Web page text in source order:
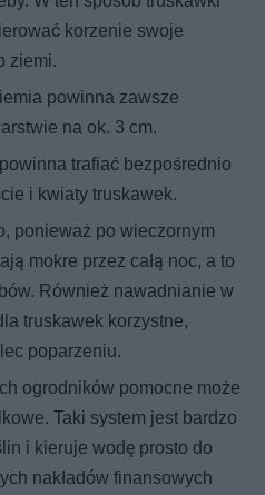
korzenie swoje
ziemi.
powinna zawsze
na ok. 3 cm.
trafiać bezpośrednio
i kwiaty truskawek.
ponieważ po wieczornym
mokre przez całą noc, a to
Również nawadnianie w
truskawek korzystne,
poparzeniu.
ogrodników pomocne może
Taki system jest bardzo
i kieruje wodę prosto do
nakładów finansowych